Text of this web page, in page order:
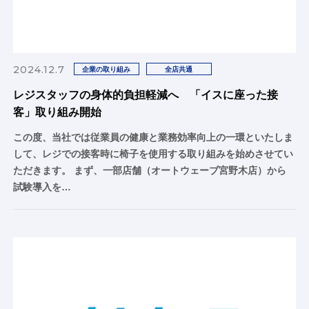
2024.12.7 企業の取り組み 全店共通
レジスタッフの身体的負担軽減へ 「イスに座った接
客」取り組み開始
この度、当社では従業員の健康と業務効率向上の一環といたしま
して、レジでの接客時に椅子を使用する取り組みを始めさせてい
ただきます。 まず、一部店舗（オートウェーブ宮野木店）から
試験導入を…